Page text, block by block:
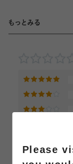
もっとみる
Please